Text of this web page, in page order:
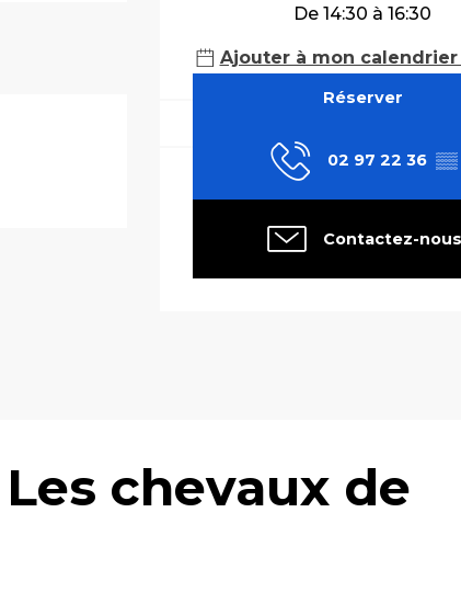
De 14:30 à 16:30
Ajouter à mon calendrier
Réserver
02 97 22 36 ▒▒
Contactez-nous
chevaux de